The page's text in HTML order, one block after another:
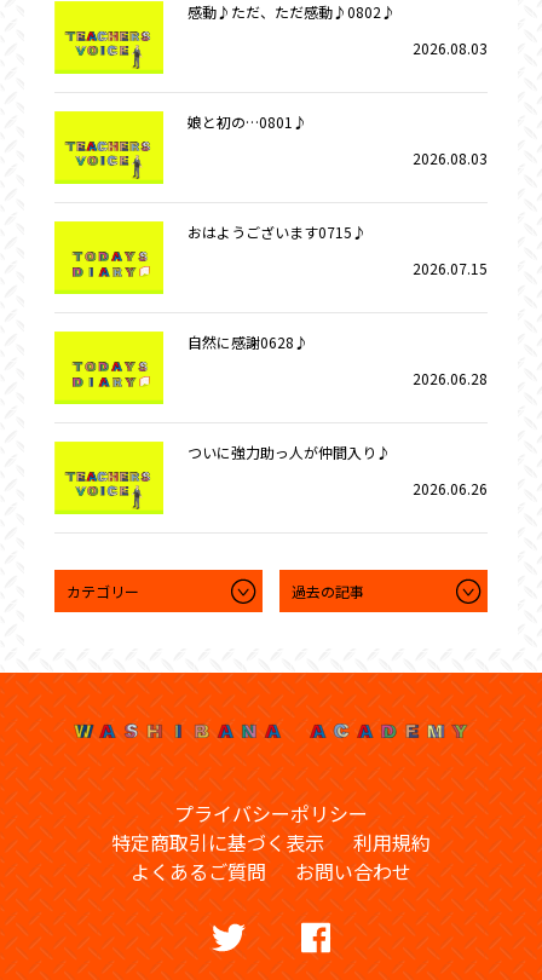
感動♪ただ、ただ感動♪0802♪
2026.08.03
娘と初の…0801♪
2026.08.03
おはようございます0715♪
2026.07.15
自然に感謝0628♪
2026.06.28
ついに強力助っ人が仲間入り♪
2026.06.26
プライバシーポリシー
特定商取引に基づく表示
利用規約
よくあるご質問
お問い合わせ